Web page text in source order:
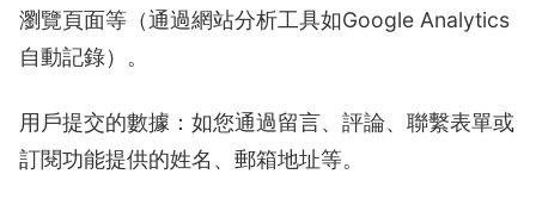
瀏覽頁面等（通過網站分析工具如Google Analytics
自動記錄）。
用戶提交的數據：如您通過留言、評論、聯繫表單或
訂閱功能提供的姓名、郵箱地址等。